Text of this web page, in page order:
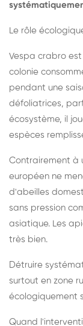
Le rôle
Vespa crabro
colonie
pendant une
défoliatrices,
écosystème, il
espèces
Contrairement à
européen ne
d'abeilles
sans pression
asiatique. Les
très bien.
Détruire
surtout en zone
écologiquement
Quand